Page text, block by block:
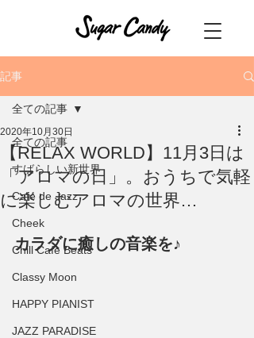
記事
全ての記事
すばらしい新世界
Café de Jazz
Cheek
Chill Cafe Beats
Classy Moon
HAPPY PIANIST
JAZZ PARADISE
全ての記事
【RELAX WORLD】11月3日は
「アロマの日」。おうちで気軽
に楽しむアロマの世界…
2020年10月30日
カラダに癒しの音楽を♪